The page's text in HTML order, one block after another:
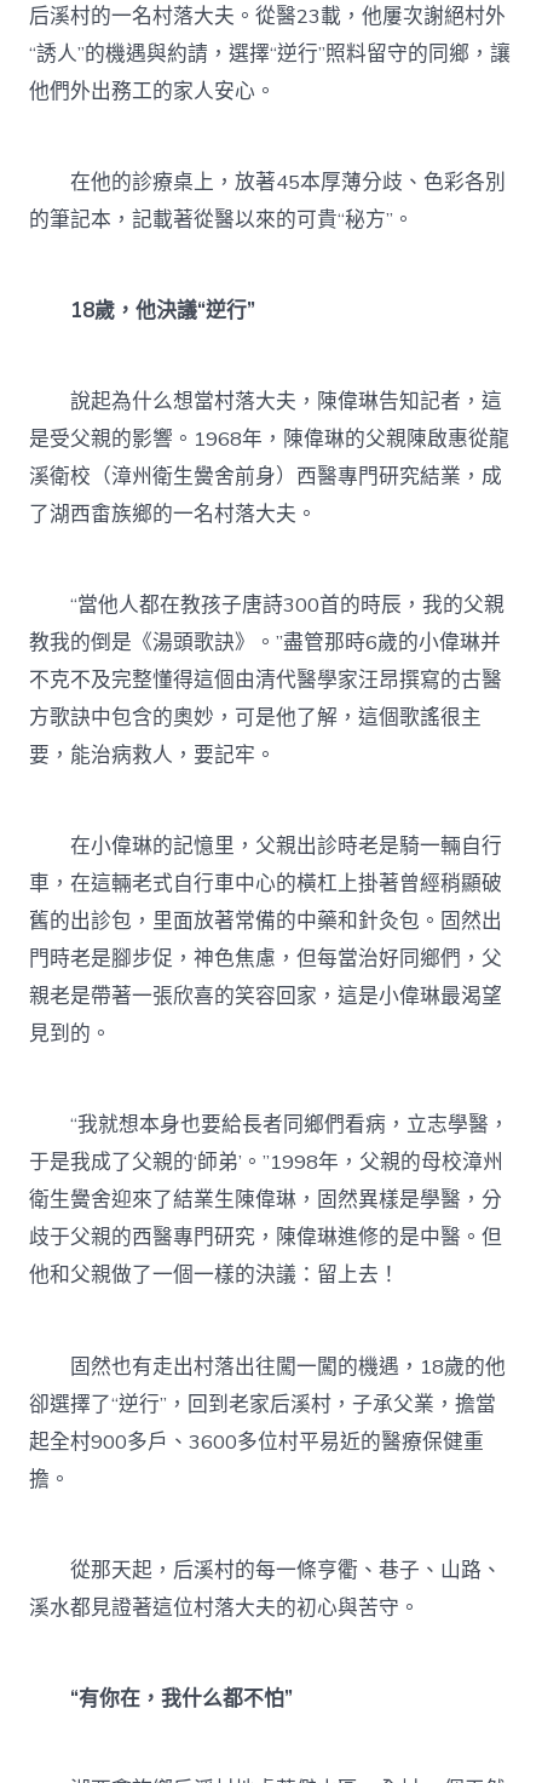
后溪村的一名村落大夫。從醫23載，他屢次謝絕村外
“誘人”的機遇與約請，選擇“逆行”照料留守的同鄉，讓
他們外出務工的家人安心。
在他的診療桌上，放著45本厚薄分歧、色彩各別
的筆記本，記載著從醫以來的可貴“秘方”。
18歲，他決議“逆行”
說起為什么想當村落大夫，陳偉琳告知記者，這
是受父親的影響。1968年，陳偉琳的父親陳啟惠從龍
溪衛校（漳州衛生黌舍前身）西醫專門研究結業，成
了湖西畬族鄉的一名村落大夫。
“當他人都在教孩子唐詩300首的時辰，我的父親
教我的倒是《湯頭歌訣》。”盡管那時6歲的小偉琳并
不克不及完整懂得這個由清代醫學家汪昂撰寫的古醫
方歌訣中包含的奧妙，可是他了解，這個歌謠很主
要，能治病救人，要記牢。
在小偉琳的記憶里，父親出診時老是騎一輛自行
車，在這輛老式自行車中心的橫杠上掛著曾經稍顯破
舊的出診包，里面放著常備的中藥和針灸包。固然出
門時老是腳步促，神色焦慮，但每當治好同鄉們，父
親老是帶著一張欣喜的笑容回家，這是小偉琳最渴望
見到的。
“我就想本身也要給長者同鄉們看病，立志學醫，
于是我成了父親的‘師弟’。”1998年，父親的母校漳州
衛生黌舍迎來了結業生陳偉琳，固然異樣是學醫，分
歧于父親的西醫專門研究，陳偉琳進修的是中醫。但
他和父親做了一個一樣的決議：留上去！
固然也有走出村落出往闖一闖的機遇，18歲的他
卻選擇了“逆行”，回到老家后溪村，子承父業，擔當
起全村900多戶、3600多位村平易近的醫療保健重
擔。
從那天起，后溪村的每一條亨衢、巷子、山路、
溪水都見證著這位村落大夫的初心與苦守。
“有你在，我什么都不怕”